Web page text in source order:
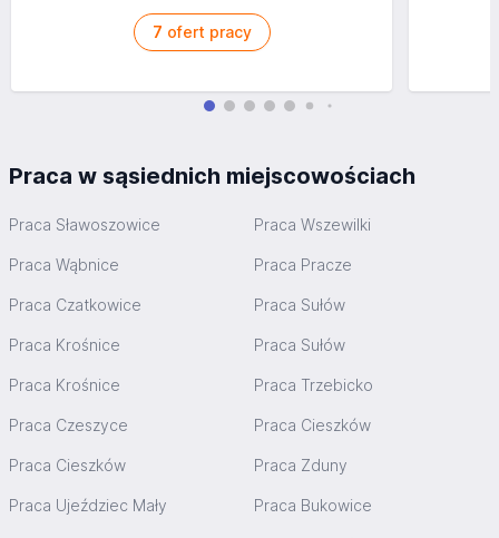
7 ofert pracy
Praca w sąsiednich miejscowościach
Praca Sławoszowice Praca Wszewilki
Praca Wąbnice Praca Pracze
Praca Czatkowice Praca Sułów
Praca Krośnice Praca Sułów
Praca Krośnice Praca Trzebicko
Praca Czeszyce Praca Cieszków
Praca Cieszków Praca Zduny
Praca Ujeździec Mały Praca Bukowice